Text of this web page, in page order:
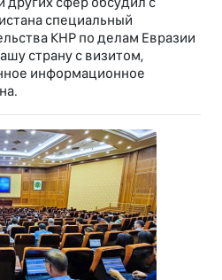
специальный
КНР по делам Евразии
страну с визитом,
информационное